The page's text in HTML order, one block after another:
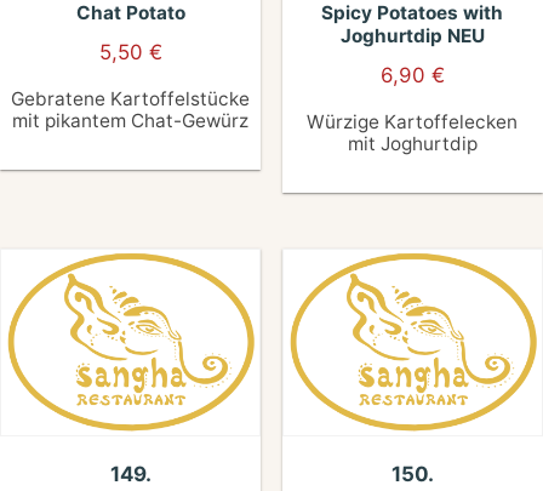
Chat Potato
5,50 €
Gebratene Kartoffelstücke
mit pikantem Chat-Gewürz
Spicy Potatoes with
Joghurtdip NEU
6,90 €
Würzige Kartoffelecken
mit Joghurtdip
149. 150.